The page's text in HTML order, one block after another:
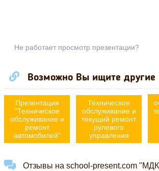
Не работает просмотр презентации?
Возможно Вы ищите другие
Презентация
"Техническое
обслуживание и
ремонт
автомобилей"
Техническое
обслуживание и
текущий ремонт
рулевого
управления
Отзывы на school-present.com